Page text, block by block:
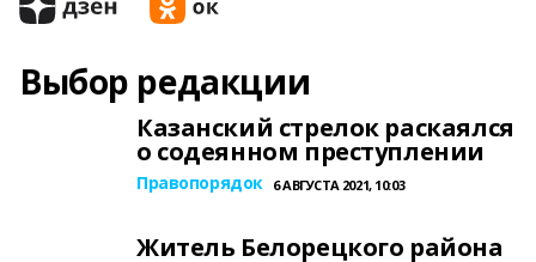
Выбор редакции
Казанский стрелок раскаялся
о содеянном преступлении
Правопорядок 6 АВГУСТА 2021, 10:03
Житель Белорецкого района